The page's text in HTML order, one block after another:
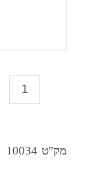
מק"ט 10034